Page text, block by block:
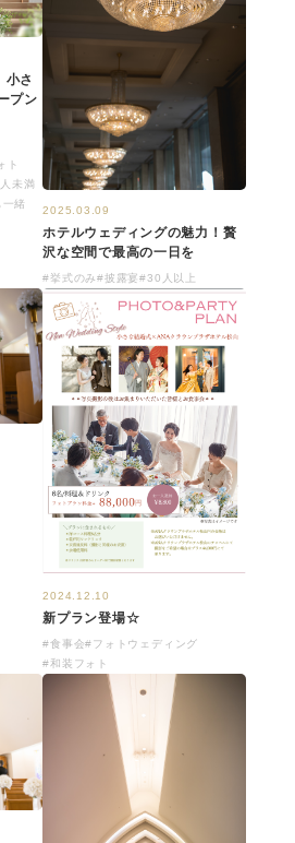
小さ
プン
ト
未満
緒
2025.03.09
ホテルウェディングの魅力！贅
沢な空間で最高の一日を
#挙式のみ#披露宴#30人以上
2024.12.10
新プラン登場☆
#食事会#フォトウェディング
#和装フォト